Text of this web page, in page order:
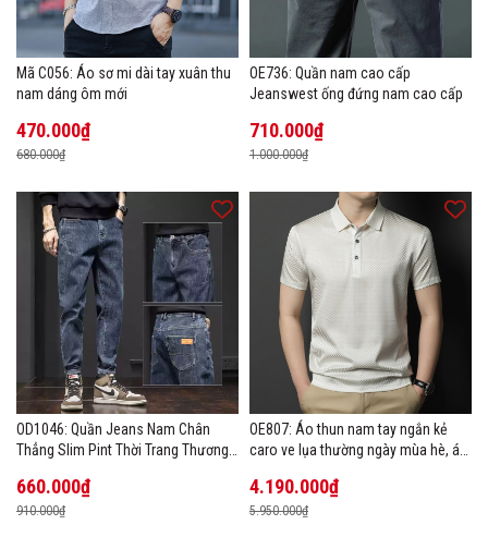
Mã C056: Áo sơ mi dài tay xuân thu
nam dáng ôm mới
470.000₫
680.000₫
OE736: Quần nam cao cấp
Jeanswest ống đứng nam cao cấp
710.000₫
1.000.000₫
OD1046: Quần Jeans Nam Chân
Thẳng Slim Pint Thời Trang Thương
660.000₫
910.000₫
OE807: Áo thun nam tay ngắn kẻ
caro ve lụa thường ngày mùa hè, áo
4.190.000₫
5.950.000₫